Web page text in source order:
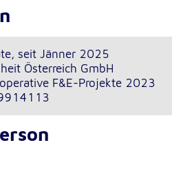
seit Jänner 2025
Österreich GmbH
F&E-Projekte 2023